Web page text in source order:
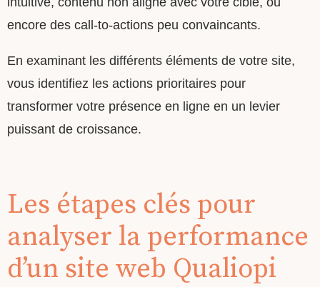
encore des call-to-actions peu convaincants.
En examinant les différents éléments de votre site,
vous identifiez les actions prioritaires pour
transformer votre présence en ligne en un levier
puissant de croissance.
Les étapes clés pour
analyser la performance
d’un site web Qualiopi